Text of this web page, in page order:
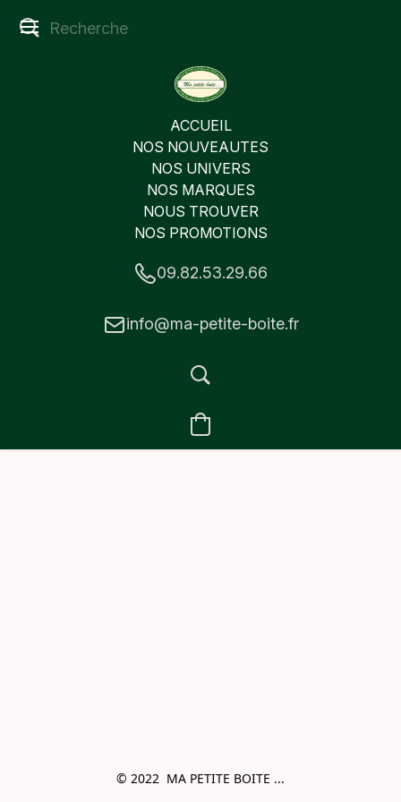
ACCUEIL
NOS NOUVEAUTES
NOS UNIVERS
NOS MARQUES
NOUS TROUVER
NOS PROMOTIONS
09.82.53.29.66
info@ma-petite-boite.fr
© 2022  MA PETITE BOITE ...